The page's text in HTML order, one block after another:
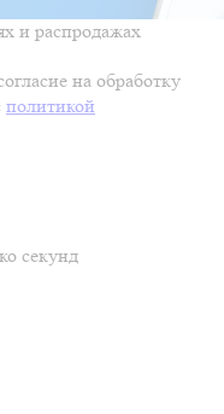
и распродажах
на обработку
политикой
секунд